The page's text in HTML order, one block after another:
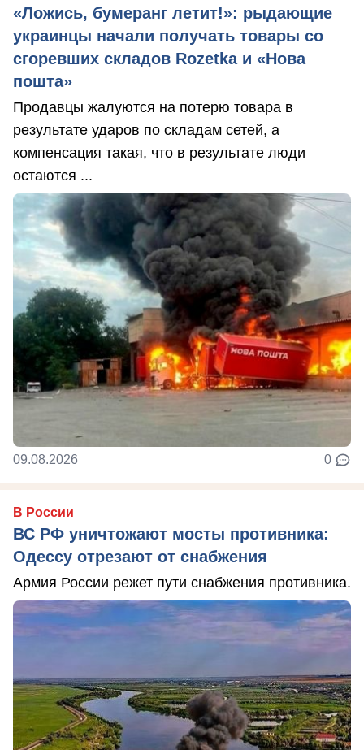
«Ложись, бумеранг летит!»: рыдающие
украинцы начали получать товары со
сгоревших складов Rozetka и «Нова
пошта»
Продавцы жалуются на потерю товара в
результате ударов по складам сетей, а
компенсация такая, что в результате люди
остаются ...
09.08.2026 0
В России
ВС РФ уничтожают мосты противника:
Одессу отрезают от снабжения
Армия России режет пути снабжения противника.